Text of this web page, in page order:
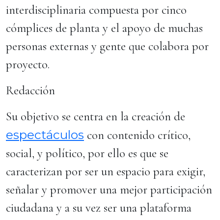
interdisciplinaria compuesta por cinco
cómplices de planta y el apoyo de muchas
personas externas y gente que colabora por
proyecto.
Redacción
Su objetivo se centra en la creación de
espectáculos con contenido crítico,
social, y político, por ello es que se
caracterizan por ser un espacio para exigir,
señalar y promover una mejor participación
ciudadana y a su vez ser una plataforma